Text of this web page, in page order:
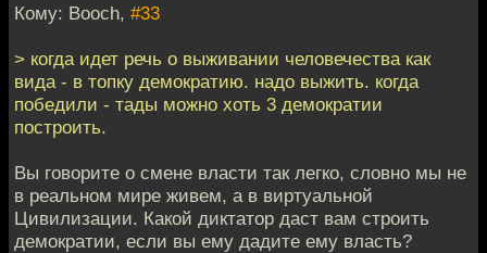
Кому: Booch, #33
> когда идет речь о выживании человечества как
вида - в топку демократию. надо выжить. когда
победили - тады можно хоть 3 демократии
построить.
Вы говорите о смене власти так легко, словно мы не
в реальном мире живем, а в виртуальной
Цивилизации. Какой диктатор даст вам строить
демократии, если вы ему дадите ему власть?